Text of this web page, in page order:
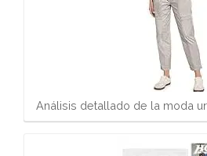
Análisis detallado de la moda